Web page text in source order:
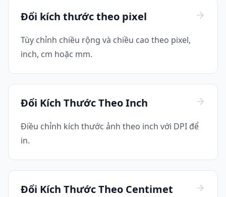
Đổi kích thước theo pixel
Tùy chỉnh chiều rộng và chiều cao theo pixel,
inch, cm hoặc mm.
Đổi Kích Thước Theo Inch
Điều chỉnh kích thước ảnh theo inch với DPI để
in.
Đổi Kích Thước Theo Centimet